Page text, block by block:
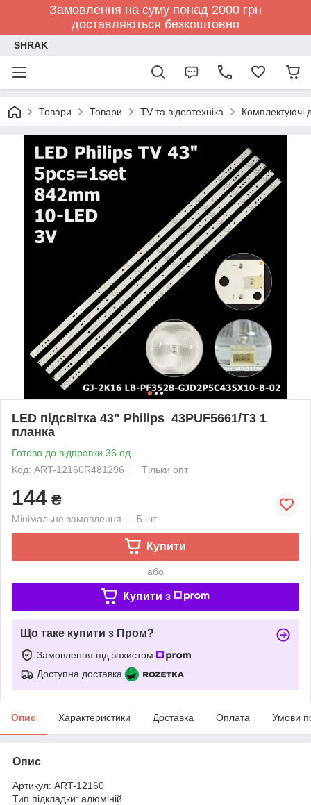
Замовлення на суму понад 2000 грн
доставляються безкоштовно
SHRAK
Товари Товари TV та відеотехніка Комплектуючі
LED підсвітка 43" Philips 43PUF5661/T3 1
планка
Готово до відправки 36 од.
Код: ART-12160R481296
Тільки опт
144 ₴
Мінімальне замовлення — 5 шт.
Купити
або
Купити з
Що таке купити з Пром?
Замовлення під захистом
Доступна доставка
Опис Характеристики Доставка Оплата Умови
Опис
Артикул: ART-12160
Тип підкладки: алюміній